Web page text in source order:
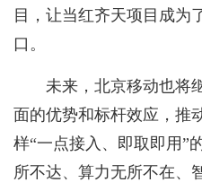
目，让当红齐天项目成为
口。
未来，北京移动也将
面的优势和标杆效应，推
样“一点接入、即取即用”
所不达、算力无所不在、